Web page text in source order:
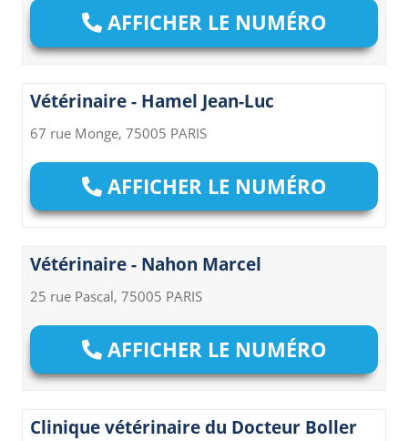
AFFICHER LE NUMÉRO
Vétérinaire - Hamel Jean-Luc
67 rue Monge, 75005 PARIS
AFFICHER LE NUMÉRO
Vétérinaire - Nahon Marcel
25 rue Pascal, 75005 PARIS
AFFICHER LE NUMÉRO
Clinique vétérinaire du Docteur Boller